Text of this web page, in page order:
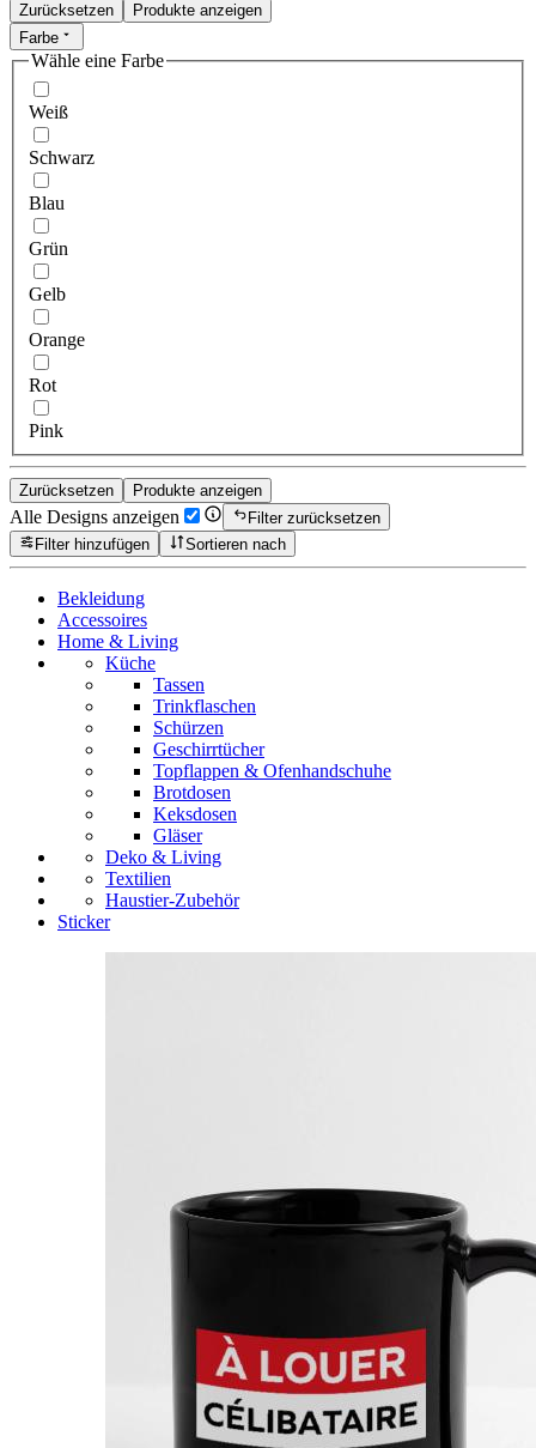
Zurücksetzen
Produkte anzeigen
Farbe
Wähle eine Farbe
Weiß
Schwarz
Blau
Grün
Gelb
Orange
Rot
Pink
Zurücksetzen Produkte anzeigen
Alle Designs anzeigen
Filter zurücksetzen
Filter hinzufügen
Sortieren nach
Bekleidung
Accessoires
Home & Living
Küche
Tassen
Trinkflaschen
Schürzen
Geschirrtücher
Topflappen & Ofenhandschuhe
Brotdosen
Keksdosen
Gläser
Deko & Living
Textilien
Haustier-Zubehör
Sticker